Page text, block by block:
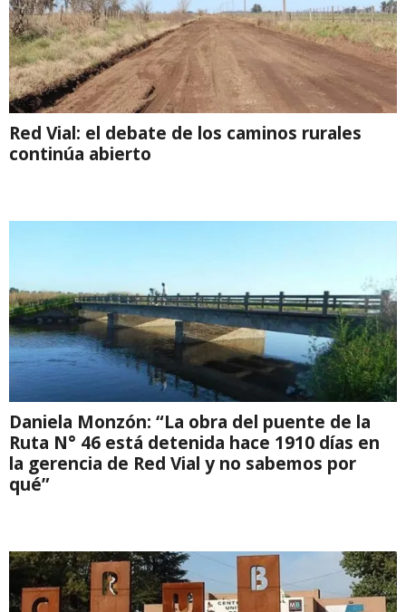
Red Vial: el debate de los caminos rurales
continúa abierto
Daniela Monzón: “La obra del puente de la
Ruta N° 46 está detenida hace 1910 días en
la gerencia de Red Vial y no sabemos por
qué”